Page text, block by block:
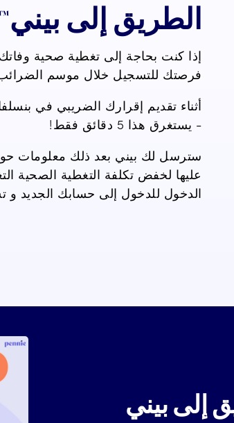
الطريق إلى
إذا كنت بحاجة إلى تغطية صحية
فرصتك للتسجيل خلال موسم
أثناء تقديم إقرارك الضريبي في
- يستغرق هذا 5 دقائق فقط!
سترسل لك بيني بعد ذلك معلومات
عليها لخفض تكلفة التغطية الصحية
الدخول للدخول إلى حسابك الجديد و
إلى بيني